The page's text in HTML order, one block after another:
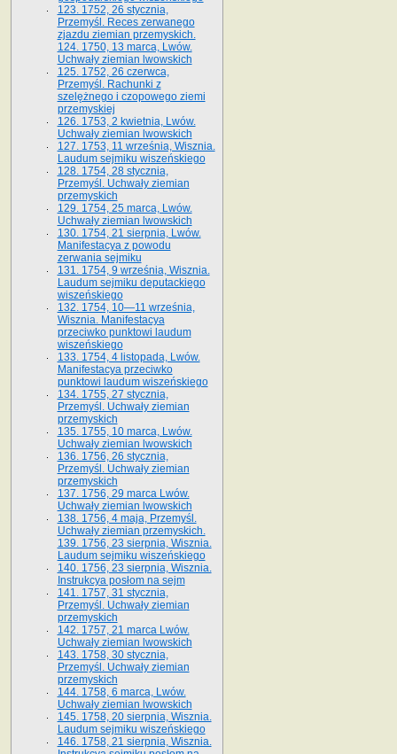
123. 1752, 26 stycznia,
Przemyśl. Reces zerwanego
zjazdu ziemian przemyskich.
124. 1750, 13 marca, Lwów.
Uchwały ziemian lwowskich
125. 1752, 26 czerwca,
Przemyśl. Rachunki z
szelężnego i czopowego ziemi
przemyskiej
126. 1753, 2 kwietnia, Lwów.
Uchwały ziemian lwowskich
127. 1753, 11 września, Wisznia.
Laudum sejmiku wiszeńskiego
128. 1754, 28 stycznia,
Przemyśl. Uchwały ziemian
przemyskich
129. 1754, 25 marca, Lwów.
Uchwały ziemian lwowskich
130. 1754, 21 sierpnia, Lwów.
Manifestacya z powodu
zerwania sejmiku
131. 1754, 9 września, Wisznia.
Laudum sejmiku deputackiego
wiszeńskiego
132. 1754, 10—11 września,
Wisznia. Manifestacya
przeciwko punktowi laudum
wiszeńskiego
133. 1754, 4 listopada, Lwów.
Manifestacya przeciwko
punktowi laudum wiszeńskiego
134. 1755, 27 stycznia,
Przemyśl. Uchwały ziemian
przemyskich
135. 1755, 10 marca, Lwów.
Uchwały ziemian lwowskich
136. 1756, 26 stycznia,
Przemyśl. Uchwały ziemian
przemyskich
137. 1756, 29 marca Lwów.
Uchwały ziemian lwowskich
138. 1756, 4 maja, Przemyśl.
Uchwały ziemian przemyskich.
139. 1756, 23 sierpnia, Wisznia.
Laudum sejmiku wiszeńskiego
140. 1756, 23 sierpnia, Wisznia.
Instrukcya posłom na sejm
141. 1757, 31 stycznia,
Przemyśl. Uchwały ziemian
przemyskich
142. 1757, 21 marca Lwów.
Uchwały ziemian lwowskich
143. 1758, 30 stycznia,
Przemyśl. Uchwały ziemian
przemyskich
144. 1758, 6 marca, Lwów.
Uchwały ziemian lwowskich
145. 1758, 20 sierpnia, Wisznia.
Laudum sejmiku wiszeńskiego
146. 1758, 21 sierpnia, Wisznia.